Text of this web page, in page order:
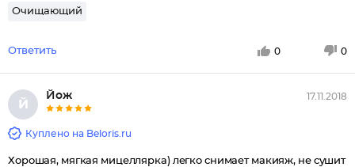
Очищающий
Ответить 0 0
Й
Йож 17.11.2018
Куплено на Beloris.ru
Хорошая, мягкая мицеллярка) легко снимает макияж, не сушит